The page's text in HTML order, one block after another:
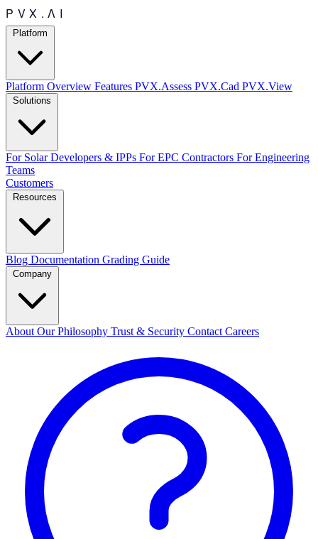
Platform Overview Features PVX.Assess PVX.Cad PVX.View
For Solar Developers & IPPs For EPC Contractors For Engineering
Teams
Customers
Blog Documentation Grading Guide
About Our Philosophy Trust & Security Contact Careers